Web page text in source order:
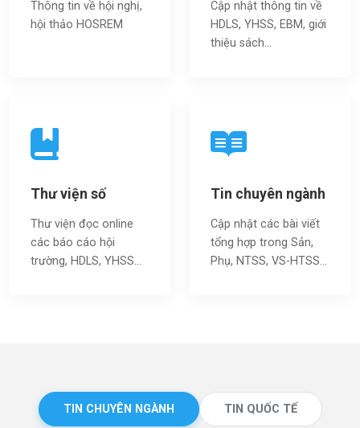
Thông tin về hội nghị,
hội thảo HOSREM
Cập nhật thông tin về
HDLS, YHSS, EBM, giới
thiệu sách…
Thư viện số
Thư viện đọc online
các báo cáo hội
trường, HDLS, YHSS…
Tin chuyên ngành
Cập nhật các bài viết
tổng hợp trong Sản,
Phụ, NTSS, VS-HTSS...
TIN CHUYÊN NGÀNH TIN QUỐC TẾ